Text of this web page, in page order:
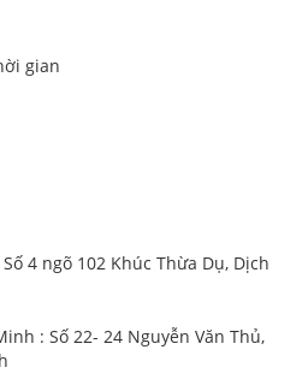
gian
4 ngõ 102 Khúc Thừa Dụ, Dịch
: Số 22- 24 Nguyễn Văn Thủ,